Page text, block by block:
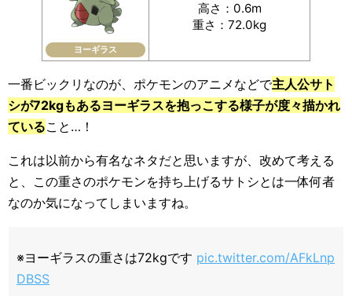
ヨーギラス
高さ：0.6m
重さ：72.0kg
一番ビックリなのが、ポケモンのアニメなどで主人公サト
シが72kgもあるヨーギラスを抱っこする様子が度々描かれ
ていること…！
これは以前から有名なネタだと思いますが、改めて考える
と、この重さのポケモンを持ち上げるサトシとは一体何者
なのか気になってしまいますね。
※ヨーギラスの重さは72kgです pic.twitter.com/AFkLnp
DBSS